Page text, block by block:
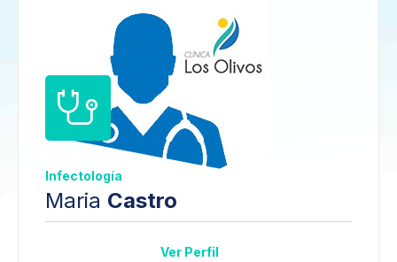
Infectología
Maria Castro
Ver Perfil